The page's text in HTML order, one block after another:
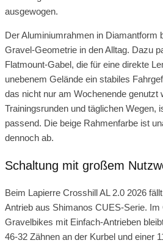
ausgewogen.
Der Aluminiumrahmen in Diamantform
Gravel-Geometrie in den Alltag. Dazu
Flatmount-Gabel, die für eine direkte
unebenem Gelände ein stabiles
das nicht nur am Wochenende genutzt
Trainingsrunden und täglichen Wegen,
passend. Die beige Rahmenfarbe ist
dennoch ab.
Schaltung mit großem
Beim Lapierre Crosshill AL 2.0 2026
Antrieb aus Shimanos CUES-Serie.
Gravelbikes mit Einfach-Antrieben
46-32 Zähnen an der Kurbel und einer